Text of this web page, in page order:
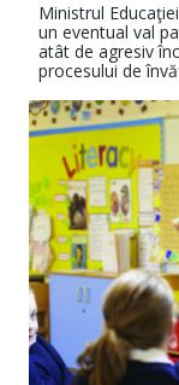
Ministrul
un eventual val
atât de agresiv
procesului de